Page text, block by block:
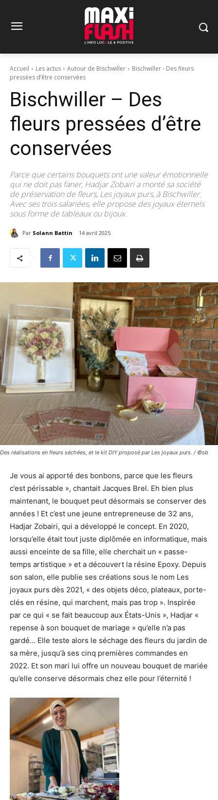
Accueil Les actus Autour de Bischwiller
Bischwiller - Des fleurs
pressées d’être conservées
Bischwiller – Des
fleurs pressées d’être
conservées
Parce que certains bouquets ont une valeur émotionnelle
qui ne doit pas faner, Hadjar Zobairi a monté sa société
de préservation de fleurs, Les joyaux purs, à Bischwiller.
Avec ses trois salariées, elle propose des joyaux éternels
sous forme de tableaux ou bijoux.
Par Solann Battin 14 avril 2025
Des réalisations en fleurs séchées, et le kit DIY proposé par Les joyaux purs. / ©sb
Je vous ai apporté des bonbons, parce que les fleurs
c’est périssable », chantait Jacques Brel. Eh bien plus
maintenant, le bouquet peut désormais se conserver des
années ! Et c’est une jeune entrepreneuse de 32 ans,
Hadjar Zobairi, qui a développé le concept. En 2020,
lorsqu’elle était tout juste diplômée en informatique, mais
aussi enceinte de sa fille, elle cherchait un « passe-
temps artistique » et a découvert la résine Epoxy. Depuis
son salon, elle publie ses créations sous le nom Les
joyaux purs dès 2021, « des objets déco, plateaux, porte-
clés en résine, qui marchent, mais pas trop ». Inspirée
par ce qui « se fait beaucoup aux États-Unis », Hadjar «
repense à son bouquet de mariage » qu’elle n’a pas
gardé… Elle teste alors le séchage des fleurs du jardin de
sa mère, jusqu’à ses cinq premières commandes en
2022. Et son mari lui offre un nouveau bouquet de mariée
qu’elle conserve désormais chez elle pour l’éternité !